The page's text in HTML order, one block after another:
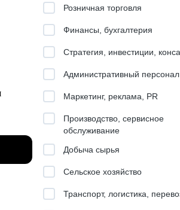
Розничная торговля
Финансы, бухгалтерия
Стратегия, инвестиции,
Административный персонал
Маркетинг, реклама, PR
Производство, сервисное
обслуживание
Добыча сырья
Сельское хозяйство
Транспорт, логистика,